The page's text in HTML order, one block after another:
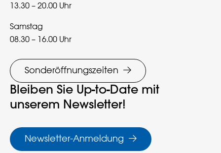
13.30 – 20.00 Uhr
Samstag
08.30 – 16.00 Uhr
Sonderöffnungszeiten
Bleiben Sie Up-to-Date mit
unserem Newsletter!
Newsletter-Anmeldung